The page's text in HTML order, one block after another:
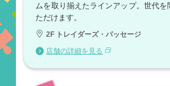
ムを取り揃えたラインアップ。世代
ただけます。
2F トレイダーズ・パッセージ
店舗の詳細を見る